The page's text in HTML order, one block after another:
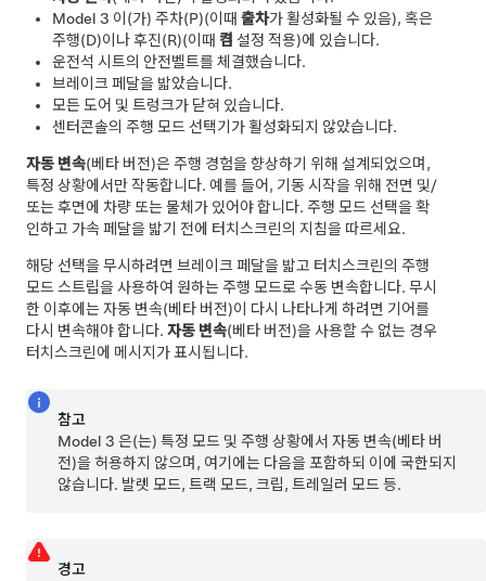
Model 3 이(가) 주차(P)(이때 출차가 활성화될 수 있음), 혹은
주행(D)이나 후진(R)(이때 켬 설정 적용)에 있습니다.
운전석 시트의 안전벨트를 체결했습니다.
브레이크 페달을 밟았습니다.
모든 도어 및 트렁크가 닫혀 있습니다.
센터콘솔의 주행 모드 선택기가 활성화되지 않았습니다.
자동 변속(베타 버전)은 주행 경험을 향상하기 위해 설계되었으며,
특정 상황에서만 작동합니다. 예를 들어, 기동 시작을 위해 전면 및/
또는 후면에 차량 또는 물체가 있어야 합니다. 주행 모드 선택을 확
인하고 가속 페달을 밟기 전에 터치스크린의 지침을 따르세요.
해당 선택을 무시하려면 브레이크 페달을 밟고 터치스크린의 주행
모드 스트립을 사용하여 원하는 주행 모드로 수동 변속합니다. 무시
한 이후에는 자동 변속(베타 버전)이 다시 나타나게 하려면 기어를
다시 변속해야 합니다. 자동 변속(베타 버전)을 사용할 수 없는 경우
터치스크린에 메시지가 표시됩니다.
참고
Model 3 은(는) 특정 모드 및 주행 상황에서 자동 변속(베타 버
전)을 허용하지 않으며, 여기에는 다음을 포함하되 이에 국한되지
않습니다. 발렛 모드, 트랙 모드, 크립, 트레일러 모드 등.
경고